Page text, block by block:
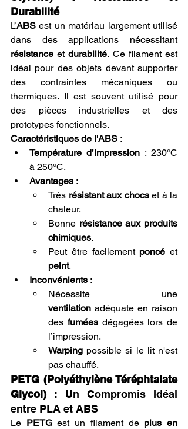
Durabilité
L’ABS est un matériau largement utilisé
dans des applications nécessitant
résistance et durabilité. Ce filament est
idéal pour des objets devant supporter
des contraintes mécaniques ou
thermiques. Il est souvent utilisé pour
des pièces industrielles et des
prototypes fonctionnels.
Caractéristiques de l'ABS :
Température d’impression : 230°C
à 250°C.
Avantages :
Très résistant aux chocs et à la
chaleur.
Bonne résistance aux produits
chimiques.
Peut être facilement poncé
et
peint.
Inconvénients :
ventilation adéquate en raison
des fumées dégagées lors de
l’impression.
Warping possible si le lit n'est
pas chauffé.
PETG (Polyéthylène Téréphtalate
Glycol) : Un Compromis Idéal
entre PLA et ABS
Le PETG est un filament de plus en